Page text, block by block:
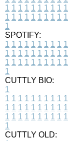
1 1 1 1 1 1 1 1 1 1
1 1 1 1 1 1 1 1 1 1
1
SPOTIFY:
1 1 1 1 1 1 1 1 1 1
1 1 1 1 1 1 1 1 1 1
1 1 1 1 1 1 1 1 1 1
1
CUTTLY BIO:
1
1 1 1 1 1 1 1 1 1 1
1 1 1 1 1 1 1 1 1 1
1 1 1 1 1 1 1 1 1 1
1
CUTTLY OLD: